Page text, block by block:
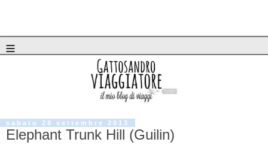
≡
sabato 28 settembre 2013
Elephant Trunk Hill (Guilin)